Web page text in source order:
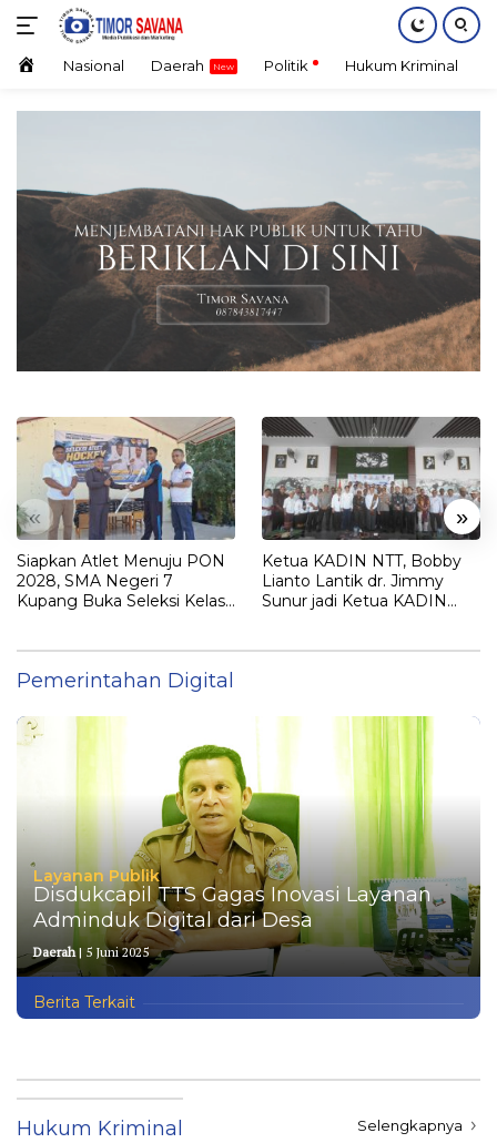
Langsung
konten HomeNasional Daerah Politik Hukum Kriminal
« »
Siapkan Atlet Menuju PON
2028, SMA Negeri 7
Kupang Buka Seleksi Kelas
Ketua KADIN NTT, Bobby
Lianto Lantik dr. Jimmy
Sunur jadi Ketua KADIN
Pemerintahan Digital
Layanan Publik
Disdukcapil TTS Gagas Inovasi Layanan
Adminduk Digital dari Desa
Daerah| 5 Juni 2025
Berita Terkait
Hukum Kriminal Selengkapnya